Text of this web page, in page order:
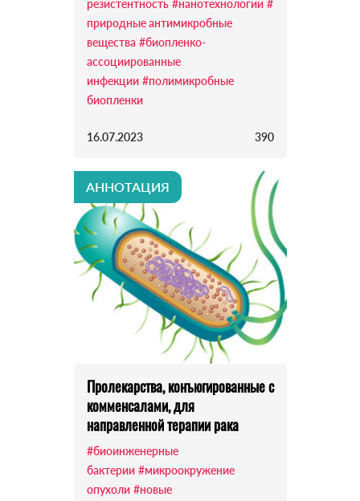
резистентность #нанотехнологии #
природные антимикробные
вещества #биопленко-
ассоциированные
инфекции #полимикробные
биопленки
16.07.2023 390
АННОТАЦИЯ
Пролекарства, конъюгированные с
комменсалами, для
направленной терапии рака
#биоинженерные
бактерии #микроокружение
опухоли #новые